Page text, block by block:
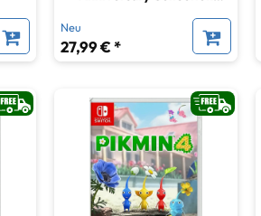
Neu
27,99 € *